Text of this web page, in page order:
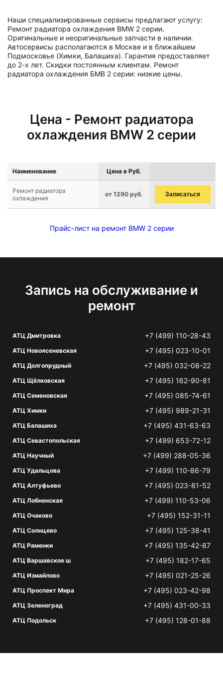
Наши специализированные сервисы предлагают услугу:
Ремонт радиатора охлаждения BMW 2 серии.
Оригинальные и неоригинальные запчасти в наличии.
Автосервисы располагаются в Москве и в ближайшем
Подмосковье (Химки, Балашиха). Гарантия предоставляет
до 2-х лет. Скидки постоянным клиентам. Ремонт
радиатора охлаждения БМВ 2 серии: низкие цены.
Цена - Ремонт радиатора
охлаждения BMW 2 серии
Наименование Цена в Руб.
Ремонт радиатора
охлаждения
от 1290 руб. Записаться
Прайс-лист на ремонт BMW 2 серии
Запись на обслуживание и
ремонт
АТЦ Дмитровка +7 (499) 110-28-43
АТЦ Новоясеневская +7 (495) 023-10-01
АТЦ Долгопрудный +7 (495) 032-08-22
АТЦ Щёлковская +7 (495) 162-90-81
АТЦ Семеновская +7 (495) 085-74-61
АТЦ Химки +7 (495) 989-21-31
АТЦ Балашиха +7 (495) 431-63-63
АТЦ Севастопольская +7 (499) 653-72-12
АТЦ Научный +7 (499) 288-05-36
АТЦ Удальцова +7 (499) 110-86-79
АТЦ Алтуфьево +7 (495) 023-81-52
АТЦ Лобненская +7 (499) 110-53-06
АТЦ Очаково +7 (495) 152-31-11
АТЦ Солнцево +7 (495) 125-38-41
АТЦ Раменки +7 (495) 135-42-87
АТЦ Варшавское ш +7 (495) 182-17-65
АТЦ Измайлово +7 (495) 021-25-26
АТЦ Проспект Мира +7 (495) 023-42-98
АТЦ Зеленоград +7 (495) 431-00-33
АТЦ Подольск +7 (495) 128-01-88